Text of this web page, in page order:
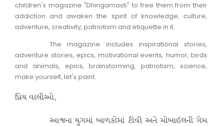
DONATE
children's magazine "Dhingamasti" to free them from their
addiction and awaken the spirit of knowledge, culture,
adventure, creativity, patriotism and etiquette in it.
The magazine includes inspirational stories,
adventure stories, epics, motivational events, humor, birds
and animals, epics, brainstorming, patriotism, science,
make yourself, let's paint.
પ્રિય વાલીઓ,
આજના યુગમાં બાળકોમાં ટીવી અને મોબાઈલની ગેમ